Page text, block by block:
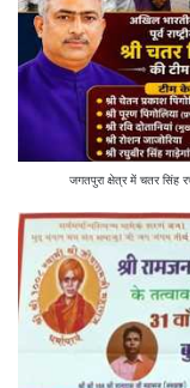
जगतपुरा क्षेत्र में चतर सिंह